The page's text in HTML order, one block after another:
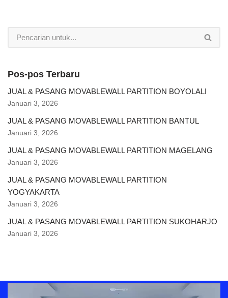
Pos-pos Terbaru
JUAL & PASANG MOVABLEWALL PARTITION BOYOLALI
Januari 3, 2026
JUAL & PASANG MOVABLEWALL PARTITION BANTUL
Januari 3, 2026
JUAL & PASANG MOVABLEWALL PARTITION MAGELANG
Januari 3, 2026
JUAL & PASANG MOVABLEWALL PARTITION
YOGYAKARTA
Januari 3, 2026
JUAL & PASANG MOVABLEWALL PARTITION SUKOHARJO
Januari 3, 2026